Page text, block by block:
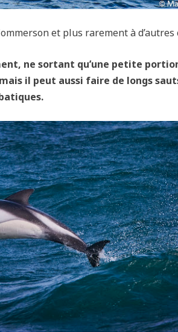
et plus rarement à d’autres
ne sortant qu’une petite
il peut aussi faire de longs